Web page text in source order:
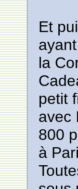
Et
la
petit
avec
800
à